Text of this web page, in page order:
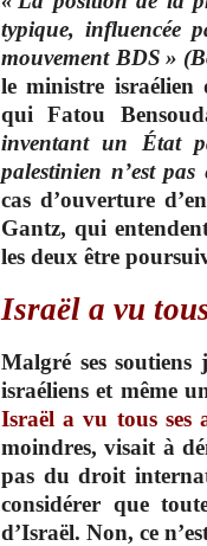
typique, influencée
mouvement BDS »
le ministre israélien
qui Fatou
inventant un État
palestinien n’est pas
cas d’ouverture
Gantz, qui
les deux être
Israël a vu
Malgré ses soutiens
israéliens et même
Israël a vu tous ses
moindres, visait à
pas du droit
considérer que
d’Israël. Non, ce